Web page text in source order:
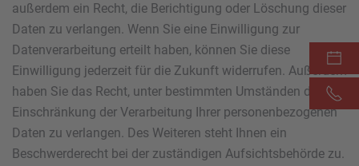
außerdem ein Recht, die Berichtigung oder Löschung dieser
Daten zu verlangen. Wenn Sie eine Einwilligung zur
Datenverarbeitung erteilt haben, können Sie diese
Einwilligung jederzeit für die Zukunft widerrufen. Außerdem
haben Sie das Recht, unter bestimmten Umständen die
Einschränkung der Verarbeitung Ihrer personenbezogenen
Daten zu verlangen. Des Weiteren steht Ihnen ein
Beschwerderecht bei der zuständigen Aufsichtsbehörde zu.